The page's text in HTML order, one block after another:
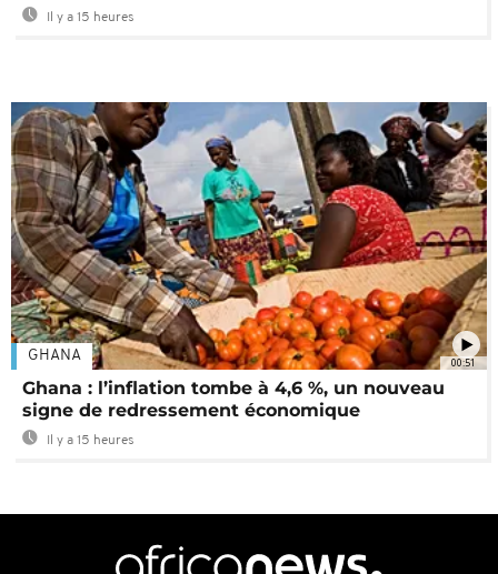
Il y a 15 heures
00:51
GHANA
Ghana : l’inflation tombe à 4,6 %, un nouveau
signe de redressement économique
Il y a 15 heures